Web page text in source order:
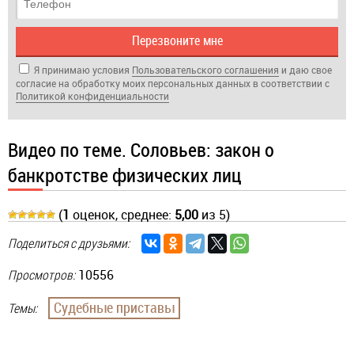
Я принимаю условия Пользовательского соглашения и даю свое
согласие на обработку моих персональных данных в соответствии с
Политикой кон­фи­ден­циа­ль­нос­ти
Видео по теме. Соловьев: закон о
банкротстве физических лиц
(1 оценок, среднее: 5,00 из 5)
Поделиться с друзьями:
Просмотров:10556
Темы:
Судебные приставы